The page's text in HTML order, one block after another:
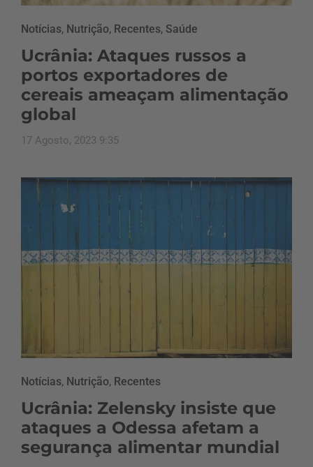
Notícias, Nutrição, Recentes, Saúde
Ucrânia: Ataques russos a
portos exportadores de
cereais ameaçam alimentação
global
17 Agosto, 2023 9:35
Notícias, Nutrição, Recentes
Ucrânia: Zelensky insiste que
ataques a Odessa afetam a
segurança alimentar mundial